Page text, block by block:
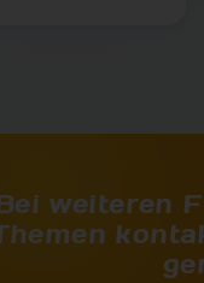
weiteren